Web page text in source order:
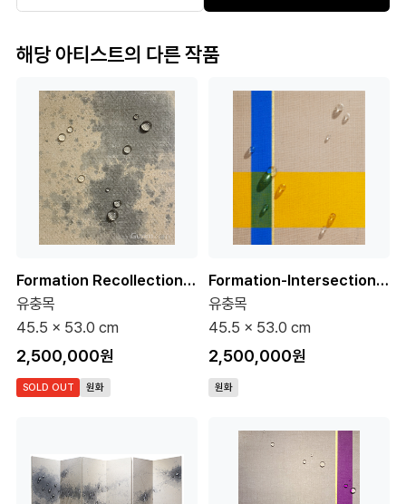
해당 아티스트의 다른 작품
Formation Recollection 4-1 10호 (원화)
유충목
45.5 x 53.0 cm
2,500,000원
SOLD OUT 원화
Formation-Intersection 20-7 10호 (원화)
유충목
45.5 x 53.0 cm
2,500,000원
원화